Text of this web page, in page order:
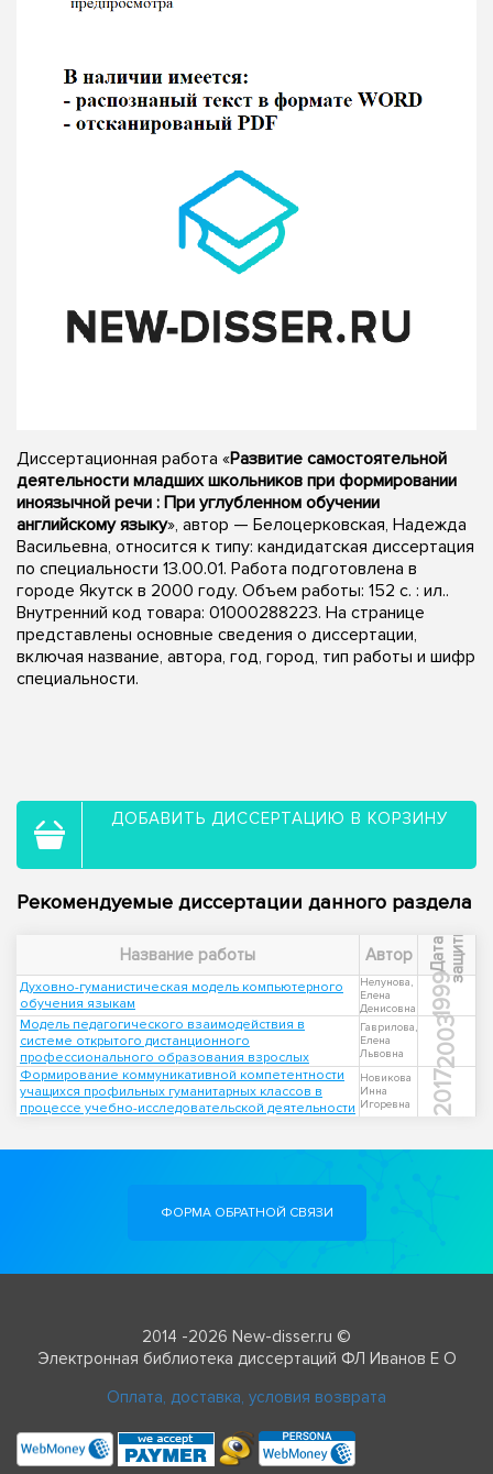
Диссертационная работа «Развитие самостоятельной
деятельности младших школьников при формировании
иноязычной речи : При углубленном обучении
английскому языку», автор — Белоцерковская, Надежда
Васильевна, относится к типу: кандидатская диссертация
по специальности 13.00.01. Работа подготовлена в
городе Якутск в 2000 году. Объем работы: 152 с. : ил..
Внутренний код товара: 01000288223. На странице
представлены основные сведения о диссертации,
включая название, автора, год, город, тип работы и шифр
специальности.
ДОБАВИТЬ ДИССЕРТАЦИЮ В КОРЗИНУ
Рекомендуемые диссертации данного раздела
Название работы Автор Д
а
т
а
з
а
щ
и
т ы
Духовно-гуманистическая модель компьютерного
обучения языкам
Нелунова,
Елена
Денисовна
1999
Модель педагогического взаимодействия в
системе открытого дистанционного
профессионального образования взрослых
Гаврилова,
Елена
Львовна
2003
Формирование коммуникативной компетентности
учащихся профильных гуманитарных классов в
процессе учебно-исследовательской деятельности
Новикова
Инна
Игоревна
2017
ФОРМА ОБРАТНОЙ СВЯЗИ
2014 -2026 New-disser.ru ©
Электронная библиотека диссертаций ФЛ Иванов Е О
Оплата, доставка, условия возврата